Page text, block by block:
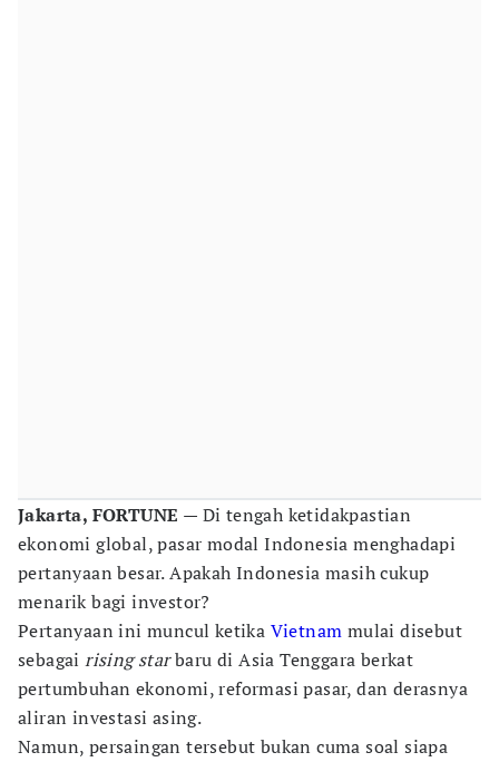
Jakarta, FORTUNE — Di tengah ketidakpastian
ekonomi global, pasar modal Indonesia menghadapi
pertanyaan besar. Apakah Indonesia masih cukup
menarik bagi investor?
Pertanyaan ini muncul ketika Vietnam mulai disebut
sebagairising starbaru di Asia Tenggara berkat
pertumbuhan ekonomi, reformasi pasar, dan derasnya
aliran investasi asing.
Namun, persaingan tersebut bukan cuma soal siapa